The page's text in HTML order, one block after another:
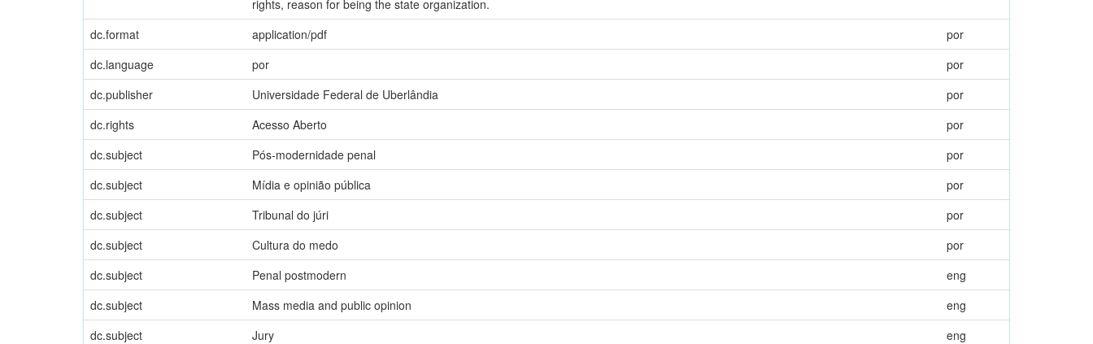
rights, reason for being the state organization.
dc.format application/pdf
por
dc.language
por
por
dc.publisher
Universidade Federal de Uberlândia
por
dc.rights
Acesso Aberto
por
dc.subject
Pós-modernidade penal
por
dc.subject
Mídia e opinião pública
por
dc.subject
Tribunal do júri
por
dc.subject
Cultura do medo
por
dc.subject
Penal postmodern
eng
dc.subject
Mass media and public opinion
eng
dc.subject
Jury
eng